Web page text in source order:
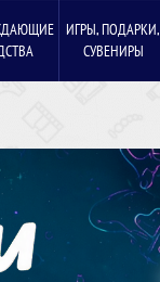
ИГРЫ, ПОДАРКИ,
СУВЕНИРЫ